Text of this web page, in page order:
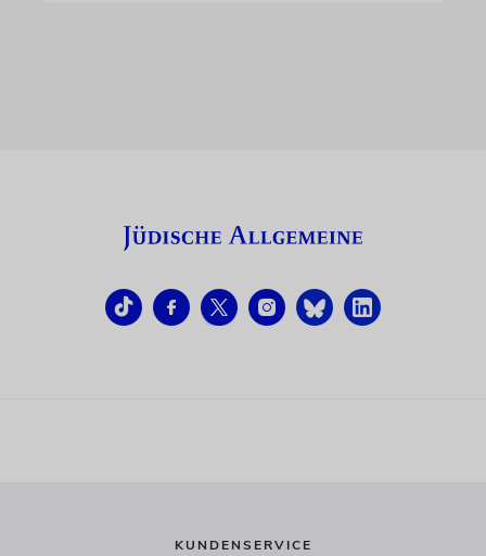
KUNDENSERVICE